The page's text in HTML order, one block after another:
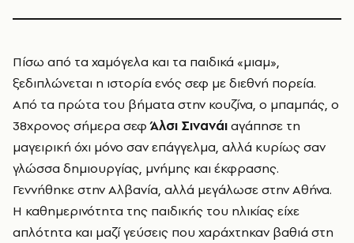
Πίσω από τα χαμόγελα και τα παιδικά «μιαμ»,
ξεδιπλώνεται η ιστορία ενός σεφ με διεθνή πορεία.
Από τα πρώτα του βήματα στην κουζίνα, ο μπαμπάς, ο
38χρονος σήμερα σεφΆλσι Σινανάιαγάπησε τη
μαγειρική όχι μόνο σαν επάγγελμα, αλλά κυρίως σαν
γλώσσα δημιουργίας, μνήμης και έκφρασης.
Γεννήθηκε στην Αλβανία, αλλά μεγάλωσε στην Αθήνα.
Η καθημερινότητα της παιδικής του ηλικίας είχε
απλότητα και μαζί γεύσεις που χαράχτηκαν βαθιά στη